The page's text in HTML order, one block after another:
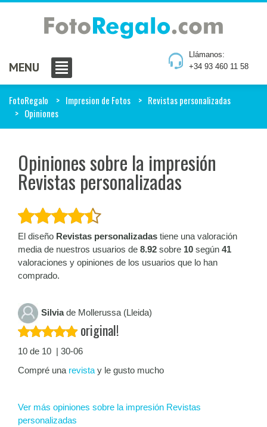
Llámanos:
+34 93 460 11 58
MENU
FotoRegalo Impresion de Fotos
Revistas personalizadas
Opiniones
Opiniones sobre la impresión
Revistas personalizadas
El diseño Revistas personalizadas tiene una valoración
media de nuestros usuarios de 8.92 sobre 10 según 41
valoraciones y opiniones de los usuarios que lo han
comprado.
Silviade Mollerussa (Lleida)
original!
10 de 10 | 30-06
Compré una revista y le gusto mucho
Ver más opiniones sobre la impresión Revistas
personalizadas